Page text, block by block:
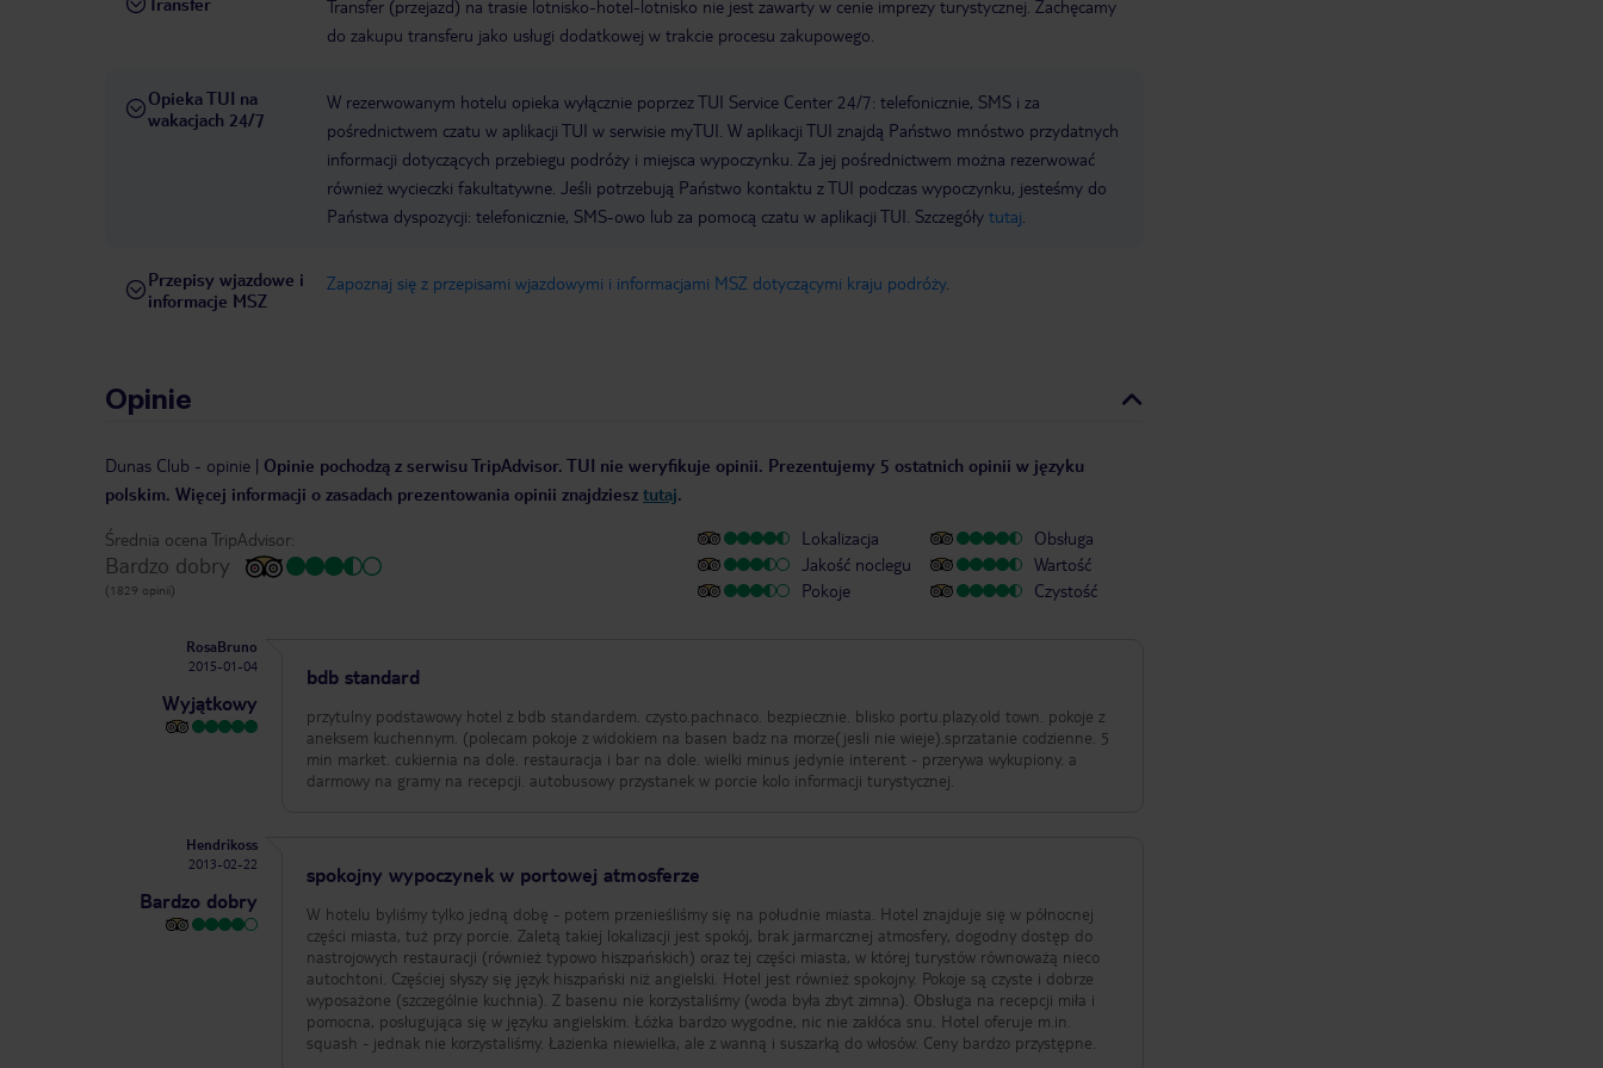
Transfer (przejazd) na trasie lotnisko-hotel-lotnisko nie jest zawarty w cenie imprezy turystycznej. Zachęcamy
do zakupu transferu jako usługi dodatkowej w trakcie procesu zakupowego.
Opieka TUI na
wakacjach 24/7
W rezerwowanym hotelu opieka wyłącznie poprzez TUI Service Center 24/7: telefonicznie, SMS i za
pośrednictwem czatu w aplikacji TUI w serwisie myTUI. W aplikacji TUI znajdą Państwo mnóstwo przydatnych
informacji dotyczących przebiegu podróży i miejsca wypoczynku. Za jej pośrednictwem można rezerwować
również wycieczki fakultatywne. Jeśli potrzebują Państwo kontaktu z TUI podczas wypoczynku, jesteśmy do
Państwa dyspozycji: telefonicznie, SMS-owo lub za pomocą czatu w aplikacji TUI. Szczegóły tutaj
Przepisy wjazdowe i
informacje MSZ
Zapoznaj się z przepisami wjazdowymi i informacjami MSZ dotyczącymi kraju podróży.
Opinie
Dunas Club - opinie | Opinie pochodzą z serwisu TripAdvisor. TUI nie weryfikuje opinii. Prezentujemy 5 ostatnich opinii w języku
polskim. Więcej informacji o zasadach prezentowania opinii znajdziesz tutaj.
Średnia ocena TripAdvisor:
Bardzo dobry
(1829 opinii)
Lokalizacja
Jakość noclegu
Pokoje
Obsługa
Wartość
Czystość
RosaBruno
2015-01-04
Wyjątkowy
bdb standard
przytulny podstawowy hotel z bdb standardem. czysto.pachnaco. bezpiecznie. blisko portu.plazy.old town. pokoje z
aneksem kuchennym. (polecam pokoje z widokiem na basen badz na morze(jesli nie wieje).sprzatanie codzienne. 5
min market. cukiernia na dole. restauracja i bar na dole. wielki minus jedynie interent - przerywa wykupiony. a
darmowy na gramy na recepcji. autobusowy przystanek w porcie kolo informacji turystycznej.
Hendrikoss
2013-02-22
Bardzo dobry
spokojny wypoczynek w portowej atmosferze
W hotelu byliśmy tylko jedną dobę - potem przenieśliśmy się na południe miasta. Hotel znajduje się w północnej
części miasta, tuż przy porcie. Zaletą takiej lokalizacji jest spokój, brak jarmarcznej atmosfery, dogodny dostęp do
nastrojowych restauracji (również typowo hiszpańskich) oraz tej części miasta, w której turystów równoważą nieco
autochtoni. Częściej słyszy się język hiszpański niż angielski. Hotel jest również spokojny. Pokoje są czyste i dobrze
wyposażone (szczególnie kuchnia). Z basenu nie korzystaliśmy (woda była zbyt zimna). Obsługa na recepcji miła i
pomocna, posługująca się w języku angielskim. Łóżka bardzo wygodne, nic nie zakłóca snu. Hotel oferuje m.in.
squash - jednak nie korzystaliśmy. Łazienka niewielka, ale z wanną i suszarką do włosów. Ceny bardzo przystępne.